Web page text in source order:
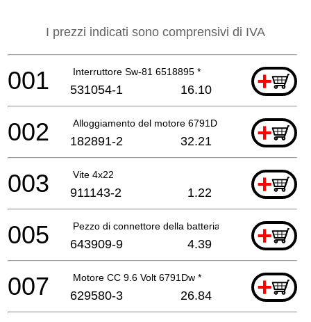
I prezzi indicati sono comprensivi di IVA
Interruttore Sw-81 6518895 * +
001 531054-1 16.10
Alloggiamento del motore 6791D 6973D 6794D *
+
002 182891-2 32.21
Vite 4x22 +
003 911143-2 1.22
Pezzo di connettore della batteria +
005 643909-9 4.39
Motore CC 9.6 Volt 6791Dw * +
007 629580-3 26.84